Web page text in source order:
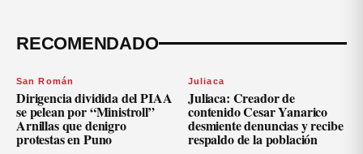
RECOMENDADO
San Román
Dirigencia dividida del PIAA
se pelean por “Ministroll”
Arnillas que denigro
protestas en Puno
Juliaca
Juliaca: Creador de
contenido Cesar Yanarico
desmiente denuncias y recibe
respaldo de la población